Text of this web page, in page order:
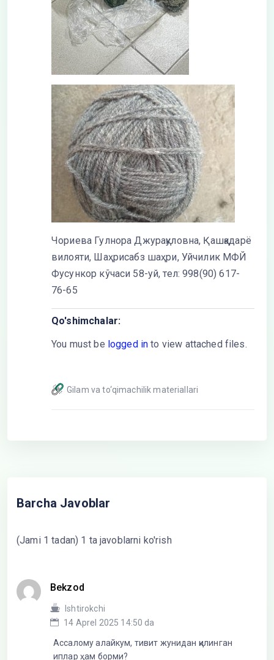
Чориева Гулнора Джурақуловна, Қашқадарё
вилояти, Шаҳрисабз шаҳри, Уйчилик МФЙ
Фусункор кўчаси 58-уй, тел: 998(90) 617-
76-65
Qo'shimchalar:
You must be logged in to view attached files.
Gilam va to‘qimachilik materiallari
Barcha Javoblar
(Jami 1 tadan) 1 ta javoblarni ko'rish
Bekzod
Ishtirokchi
14 Aprel 2025 14:50 da
Ассалому алайкум, тивит жунидан қилинган
иплар ҳам борми?